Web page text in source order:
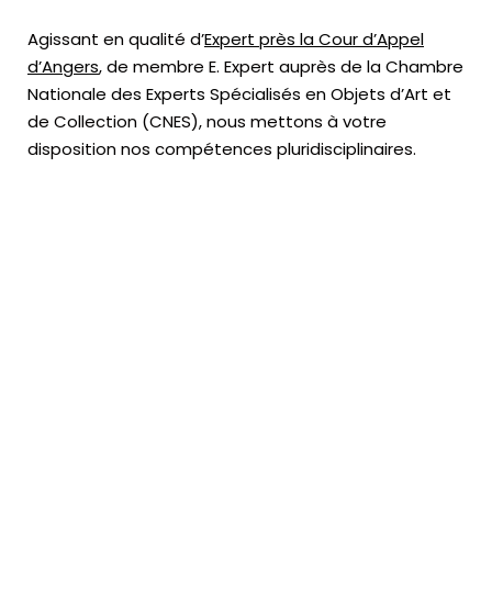
Agissant en qualité d’Expert près la Cour d’Appel
d’Angers, de membre E. Expert auprès de laChambre
Nationale des Experts Spécialisés en Objets d’Art et
de Collection (CNES),nous mettons à votre
disposition nos compétences pluridisciplinaires.